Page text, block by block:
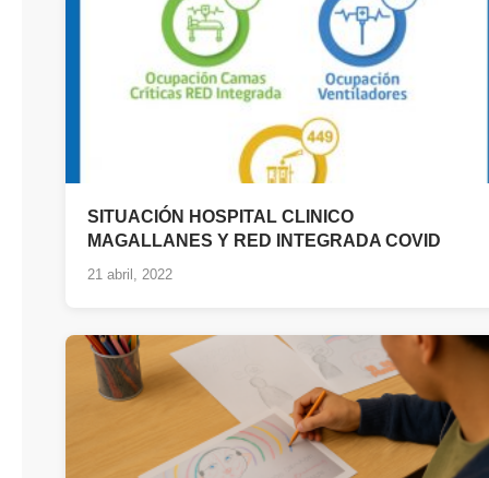
SITUACIÓN HOSPITAL CLINICO
MAGALLANES Y RED INTEGRADA COVID
21 abril, 2022